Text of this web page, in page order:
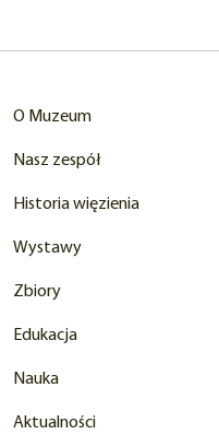
O Muzeum
Nasz zespół
Historia więzienia
Wystawy
Zbiory
Edukacja
Nauka
Aktualności